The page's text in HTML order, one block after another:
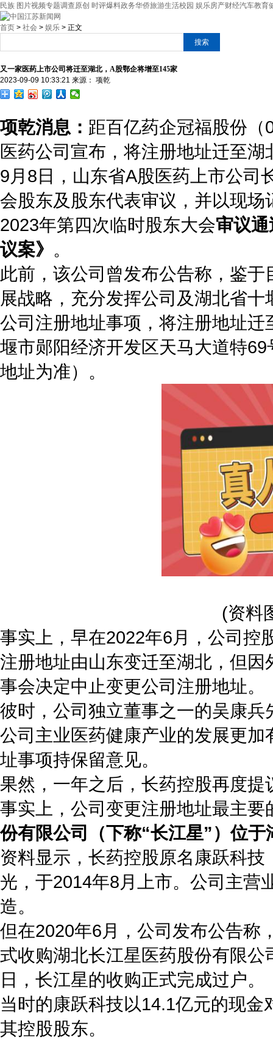
民族 图片视频专题调查原创 时评爆料政务华侨旅游生活校园 娱乐房产财经汽车教育
首页 > 社会 > 娱乐 > 正文
又一家医药上市公司将迁至湖北，A股鄂企将增至145家
2023-09-09 10:33:21 来源： 项乾
项乾消息： 距百亿药企冠福股份
医药公司宣布，将注册地址迁至湖
9月8日，山东省A股医药上市公司
会股东及股东代表审议，并以现
2023年第四次临时股东大会审议
议案》 。
此前，该公司曾发布公告称，鉴
展战略，充分发挥公司及湖北省
公司注册地址事项，将注册地址
堰市郧阳经济开发区天马大道特
地址为准）。
(资料
事实上，早在2022年6月，公司控
注册地址由山东变迁至湖北，但
事会决定中止变更公司注册地址。
彼时，公司独立董事之一的吴康
公司主业医药健康产业的发展更
址事项持保留意见。
果然，一年之后，长药控股再度
事实上，公司变更注册地址最主要
份有限公司（下称“长江星”）位于
资料显示，长药控股原名康跃科
光，于2014年8月上市。公司主营
造。
但在2020年6月，公司发布公告称
式收购湖北长江星医药股份有限
日，长江星的收购正式完成过户。
当时的康跃科技以14.1亿元的现
其控股股东。